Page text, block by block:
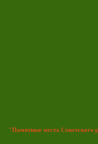
"Памятные места Советского